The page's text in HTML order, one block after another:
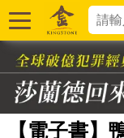
【電子書】